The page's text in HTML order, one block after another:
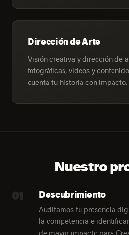
Dirección de Arte
Visión creativa y dirección de
fotográficas, videos y
cuenta tu historia con impacto.
Nuestro
01 Descubrimiento
Auditamos tu presencia
la competencia e
de mayor impacto para